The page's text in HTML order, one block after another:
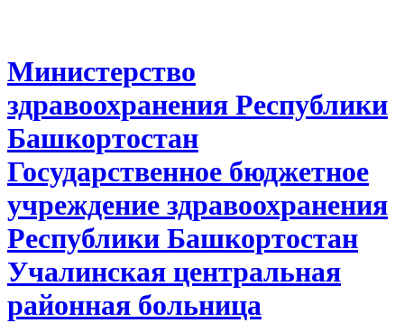
Министерство
здравоохранения Республики
Башкортостан
Государственное бюджетное
учреждение здравоохранения
Республики Башкортостан
Учалинская центральная
районная больница